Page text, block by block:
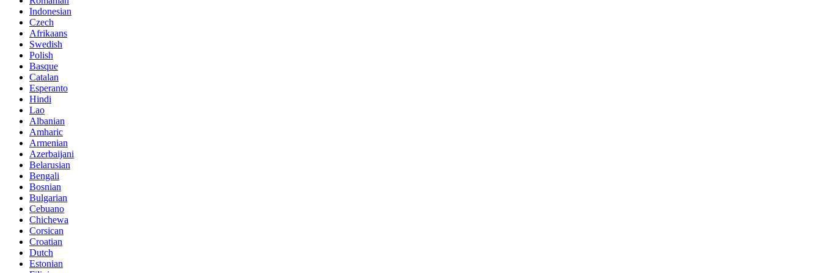
Indonesian
Czech
Afrikaans
Swedish
Polish
Basque
Catalan
Esperanto
Hindi
Lao
Albanian
Amharic
Armenian
Azerbaijani
Belarusian
Bengali
Bosnian
Bulgarian
Cebuano
Chichewa
Corsican
Croatian
Dutch
Estonian